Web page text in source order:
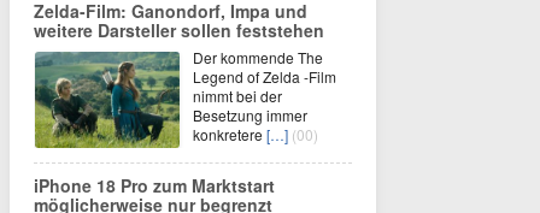
Zelda-Film: Ganondorf, Impa und
weitere Darsteller sollen feststehen
Der kommende The
Legend of Zelda -Film
nimmt bei der
Besetzung immer
konkretere […] (00)
iPhone 18 Pro zum Marktstart
möglicherweise nur begrenzt